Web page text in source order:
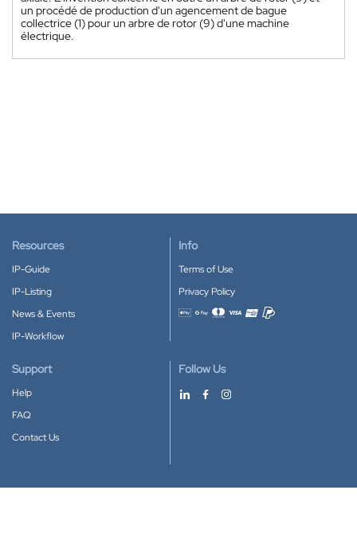
un procédé de production d'un agencement de bague
collectrice (1) pour un arbre de rotor (9) d'une machine
électrique.
Resources
IP-Guide
IP-Listing
News & Events
IP-Workflow
Info
Terms of Use
Privacy Policy
Accepted payment methods
Support
Help
FAQ
Contact Us
Follow Us